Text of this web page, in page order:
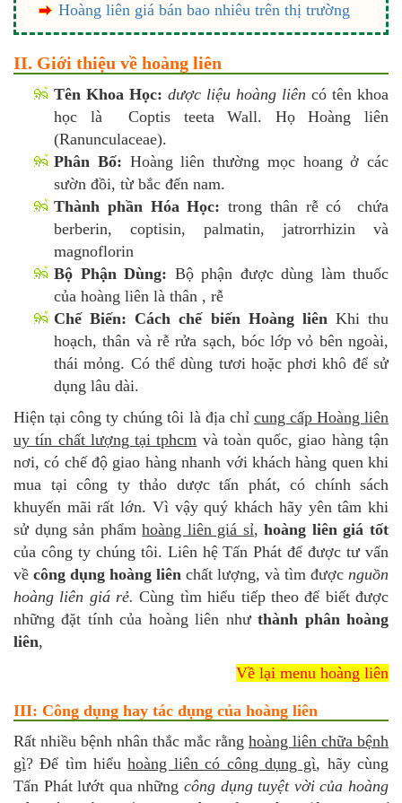
Hoàng liên giá bán bao nhiêu trên thị trường
II. Giới thiệu về hoàng liên
Tên Khoa Học: dược liệu hoàng liên có tên khoa
học là Coptis teeta Wall. Họ Hoàng liên
(Ranunculaceae).
Phân Bố: Hoàng liên thường mọc hoang ở các
sườn đồi, từ bắc đến nam.
Thành phần Hóa Học:trong thân rễ có chứa
berberin, coptisin, palmatin, jatrorrhizin và
magnoflorin
Bộ Phận Dùng: Bộ phận được dùng làm thuốc
của hoàng liên là thân , rễ
Chế Biến: Cách chế biến Hoàng liênKhi thu
hoạch, thân và rễ rửa sạch, bóc lớp vỏ bên ngoài,
thái mỏng. Có thể dùng tươi hoặc phơi khô để sử
dụng lâu dài.
Hiện tại công ty chúng tôi là địa chỉ cung cấp Hoàng liên
uy tín chất lượng tại tphcm và toàn quốc, giao hàng tận
nơi, có chế độ giao hàng nhanh với khách hàng quen khi
mua tại công ty thảo dược tấn phát, có chính sách
khuyến mãi rất lớn. Vì vậy quý khách hãy yên tâm khi
sử dụng sản phẩmhoàng liên giá sỉ,hoàng liên giá tốt
của công ty chúng tôi. Liên hệ Tấn Phát để được tư vấn
về công dụng hoàng liên chất lượng, và tìm được nguồn
hoàng liên giá rẻ.Cùng tìm hiểu tiếp theo để biết được
những đặt tính của hoàng liên nhưthành phân hoàng
liên,
Về lại menu hoàng liên
III: Công dụng hay tác dụng của hoàng liên
Rất nhiều bệnh nhân thắc mắc rằng hoàng liên chữa bệnh
gì? Để tìm hiểuhoàng liên có công dụng gì, hãy cùng
Tấn Phát lướt qua những công dụng tuyệt vời của hoàng